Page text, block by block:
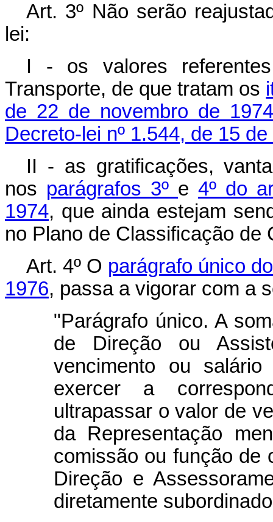
Art. 3º Não serão
lei:
I - os valores
Transporte, de que tratam os
de 22 de novembro de 1974
Decreto-lei nº 1.544, de 15
II - as gratificações,
nos parágrafos 3º e 4º do
1974, que ainda estejam
no Plano de Classificação de
Art. 4º O parágrafo único
1976, passa a vigorar com a
"Parágrafo único. A
de Direção ou
vencimento ou
exercer a
ultrapassar o valor de
da Representação
comissão ou função de
Direção e
diretamente